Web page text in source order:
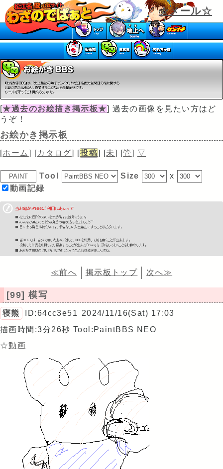
☆メール☆
[★過去のお絵描き掲示板★] 過去の画像を見たい方はど
うぞ！
お絵かき掲示板
[ホーム ] [カタログ] [投稿] [未] [管] ▽
Tool Size
x
動画記録
≪前へ 掲示板トップ 次へ≫
[99] 模写
寝熊 ID:64cc3e51
2024/11/16(Sat) 17:03
描画時間:3分26秒 Tool:PaintBBS NEO
☆動画